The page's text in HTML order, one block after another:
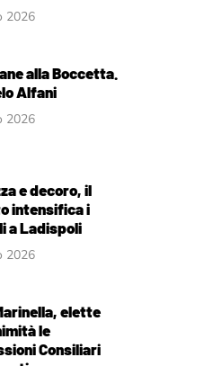
2026
alla Boccetta.
Alfani
2026
e decoro, il
intensifica i
a Ladispoli
2026
elette
le
Consiliari